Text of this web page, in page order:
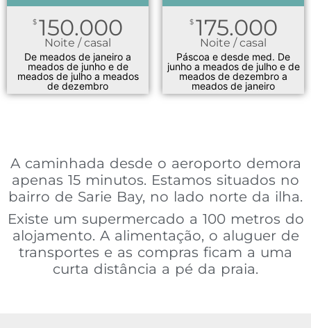
$ 150.000
Noite / casal
De meados de janeiro a
meados de junho e de
meados de julho a meados
de dezembro
$ 175.000
Noite / casal
Páscoa e desde med. De
junho a meados de julho e de
meados de dezembro a
meados de janeiro
A caminhada desde o aeroporto demora
apenas 15 minutos. Estamos situados no
bairro de Sarie Bay, no lado norte da ilha.
Existe um supermercado a 100 metros do
alojamento. A alimentação, o aluguer de
transportes e as compras ficam a uma
curta distância a pé da praia.